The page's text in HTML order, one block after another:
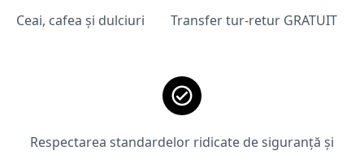
Ceai, cafea și dulciuri Transfer tur-retur GRATUIT
Respectarea standardelor ridicate de siguranță și